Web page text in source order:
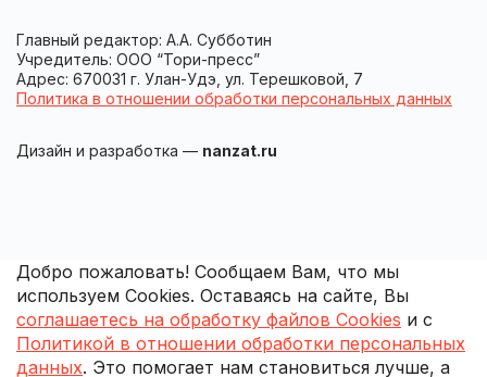
Главный редактор: А.А. Субботин
Учредитель: ООО “Тори-пресс”
Адрес: 670031 г. Улан-Удэ, ул. Терешковой, 7
Политика в отношении обработки персональных данных
Дизайн и разработка — nanzat.ru
Добро пожаловать! Сообщаем Вам, что мы
используем Cookies. Оставаясь на сайте, Вы
соглашаетесь на обработку файлов Cookies и с
Политикой в отношении обработки персональных
данных. Это помогает нам становиться лучше, а